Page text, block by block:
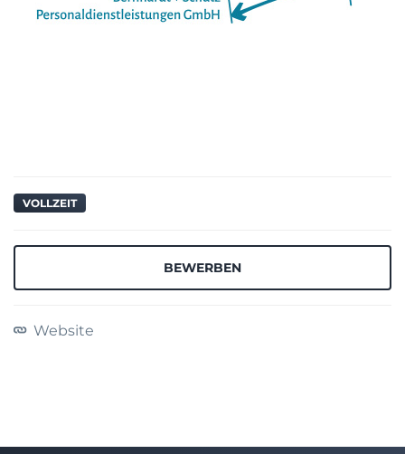
VOLLZEIT
BEWERBEN
Website